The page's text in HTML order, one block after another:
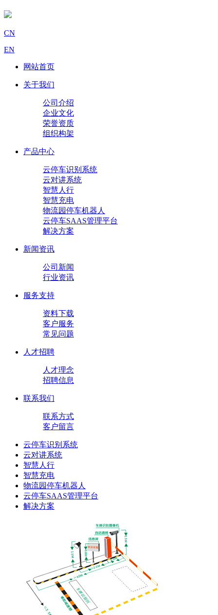
CN
EN
网站首页
关于我们
公司介绍
企业文化
荣誉资质
组织构架
产品中心
云停车识别系统
云对讲系统
智慧人行
智慧充电
物流园停车机器人
云停车SAAS管理平台
解决方案
新闻资讯
公司新闻
行业资讯
服务支持
资料下载
客户服务
常见问题
人才招聘
人才理念
招聘信息
联系我们
联系方式
客户留言
云停车识别系统
云对讲系统
智慧人行
智慧充电
物流园停车机器人
云停车SAAS管理平台
解决方案